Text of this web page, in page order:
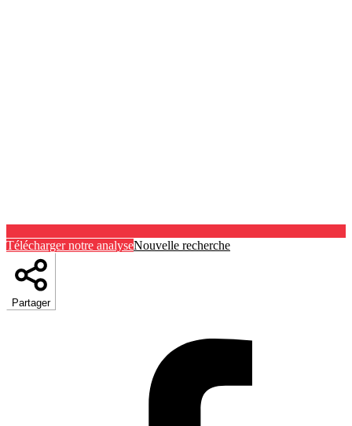
Télécharger notre analyseNouvelle recherche
Partager